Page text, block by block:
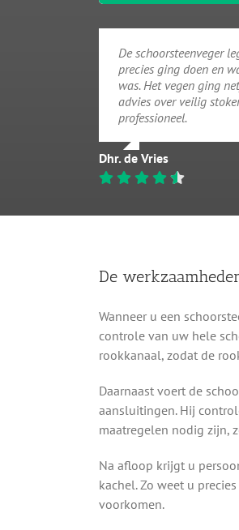
De schoorsteenveger
precies ging doen en
was. Het vegen ging
advies over veilig
professioneel.
Dhr. de Vries
De
Wanneer u een
controle van uw hele
rookkanaal, zodat de
Daarnaast voert de
aansluitingen. Hij
maatregelen nodig zijn,
Na afloop krijgt u
kachel. Zo weet u
voorkomen.